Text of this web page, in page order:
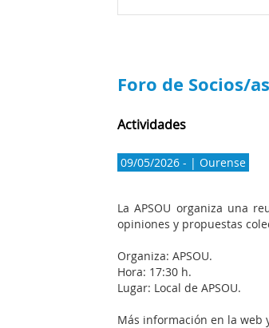
Foro de Socios/
Actividades
09/05/2026 - | Ourense
La APSOU organiza una
opiniones y propuestas
Organiza: APSOU.
Hora: 17:30 h.
Lugar: Local de APSOU.
Más información en la web